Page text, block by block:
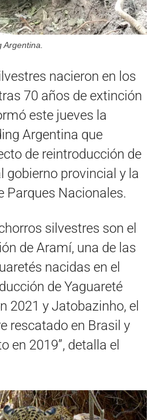
Argentina.
nacieron en los
70 años de extinción
este jueves la
Argentina que
de reintroducción de
gobierno provincial y la
Parques Nacionales.
silvestres son el
de Aramí, una de las
nacidas en el
de Yaguareté
2021 y Jatobazinho, el
rescatado en Brasil y
en 2019”, detalla el